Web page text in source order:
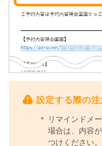
設定する際の
リマインドメ
場合は、内容
つけください。